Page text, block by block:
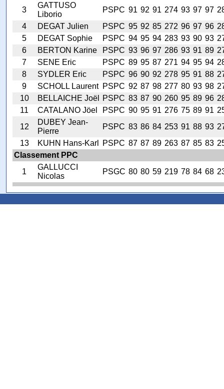
3
GATTUSO
Liborio
PSPC 91 92 91 274 93 97 97
4
DEGAT Julien PSPC 95 92 85 272 96 97 96
5
DEGAT Sophie PSPC 94 95 94 283 93 90 93
6
BERTON Karine PSPC 93 96 97 286 93 91 89
7
SENE Eric PSPC 89 95 87 271 94 95 94
8
SYDLER Eric PSPC 96 90 92 278 95 91 88
9
SCHOLL Laurent PSPC 92 87 98 277 80 93 98
10
BELLAICHE Joël PSPC 83 87 90 260 95 89 96
11
CATALANO Jöel PSPC 90 95 91 276 75 89 91
12
DUBEY Jean-
Pierre
PSPC 83 86 84 253 91 88 93
13
KUHN Hans-Karl PSPC 87 87 89 263 87 85 83
Classement PPC
1
GALLUCCI
Nicolas
PSGC 80 80 59 219 78 84 68